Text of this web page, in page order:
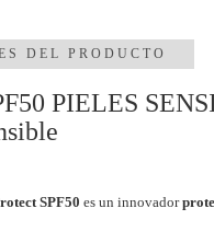
DEL PRODUCTO
PIELES
SPF50 es un innovador